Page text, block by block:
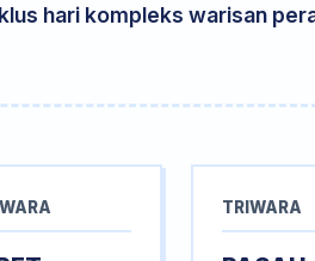
hari kompleks warisan
TRIWARA